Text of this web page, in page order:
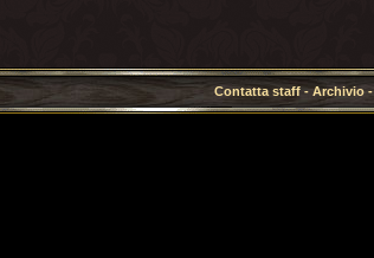
Contatta staff - Archivio -